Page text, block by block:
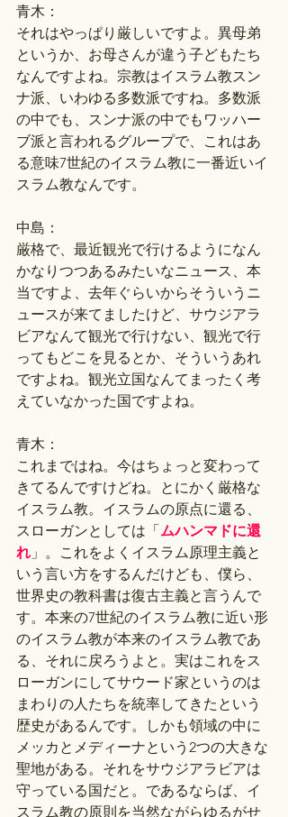
青木：
それはやっぱり厳しいですよ。異母弟
というか、お母さんが違う子どもたち
なんですよね。宗教はイスラム教スン
ナ派、いわゆる多数派ですね。多数派
の中でも、スンナ派の中でもワッハー
ブ派と言われるグループで、これはあ
る意味7世紀のイスラム教に一番近いイ
スラム教なんです。
中島：
厳格で、最近観光で行けるようになん
かなりつつあるみたいなニュース、本
当ですよ、去年ぐらいからそういうニ
ュースが来てましたけど、サウジアラ
ビアなんて観光で行けない、観光で行
ってもどこを見るとか、そういうあれ
ですよね。観光立国なんてまったく考
えていなかった国ですよね。
青木：
これまではね。今はちょっと変わって
きてるんですけどね。とにかく厳格な
イスラム教。イスラムの原点に還る、
スローガンとしては「 ムハンマドに還
れ 」。これをよくイスラム原理主義と
いう言い方をするんだけども、僕ら、
世界史の教科書は復古主義と言うんで
す。本来の7世紀のイスラム教に近い形
のイスラム教が本来のイスラム教であ
る、それに戻ろうよと。実はこれをス
ローガンにしてサウード家というのは
まわりの人たちを統率してきたという
歴史があるんです。しかも領域の中に
メッカとメディーナという2つの大きな
聖地がある。それをサウジアラビアは
守っている国だと。であるならば、イ
スラム教の原則を当然ながらゆるがせ